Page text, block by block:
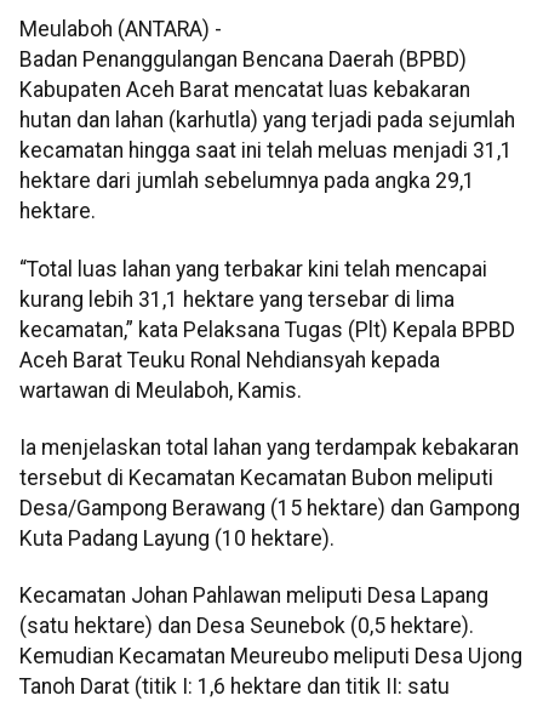
Meulaboh (ANTARA) -
Badan Penanggulangan Bencana Daerah (BPBD)
Kabupaten Aceh Barat mencatat luas kebakaran
hutan dan lahan (karhutla) yang terjadi pada sejumlah
kecamatan hingga saat ini telah meluas menjadi 31,1
hektare dari jumlah sebelumnya pada angka 29,1
hektare.
“Total luas lahan yang terbakar kini telah mencapai
kurang lebih 31,1 hektare yang tersebar di lima
kecamatan,” kata Pelaksana Tugas (Plt) Kepala BPBD
Aceh Barat Teuku Ronal Nehdiansyah kepada
wartawan di Meulaboh, Kamis.
Ia menjelaskan total lahan yang terdampak kebakaran
tersebut di Kecamatan Kecamatan Bubon meliputi
Desa/Gampong Berawang (15 hektare) dan Gampong
Kuta Padang Layung (10 hektare).
Kecamatan Johan Pahlawan meliputi Desa Lapang
(satu hektare) dan Desa Seunebok (0,5 hektare).
Kemudian Kecamatan Meureubo meliputi Desa Ujong
Tanoh Darat (titik I: 1,6 hektare dan titik II: satu